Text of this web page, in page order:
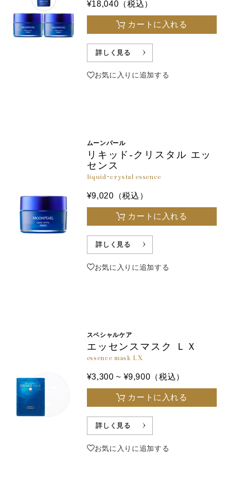
¥18,040（税込）
カートに入れる
詳しく見る
お気に入りに追加する
ムーンパール
リキッド-クリスタル エッ
センス
liquid-crystal essence
¥9,020（税込）
カートに入れる
詳しく見る
お気に入りに追加する
スペシャルケア
エッセンスマスク ＬＸ
essence mask LX
¥3,300 ~ ¥9,900（税込）
カートに入れる
詳しく見る
お気に入りに追加する